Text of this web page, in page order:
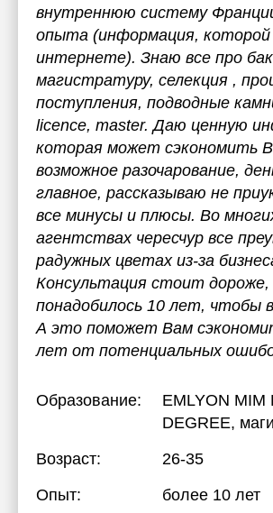
внутреннюю систему
опыта (информация,
интернете). Знаю все про
магистратуру, селекция ,
поступления, подводные
licence, master. Даю ценную
которая может сэкономить
возможное разочарование,
главное, рассказываю не
все минусы и плюсы. Во
агентствах чересчур все
радужных цветах из-за
Консультация стоит дороже,
понадобилось 10 лет, чтобы
А это поможет Вам
лет от потенциальных
Образование:
EMLYON MIM
DEGREE,
Возраст:
26-35
Опыт:
более 10 лет